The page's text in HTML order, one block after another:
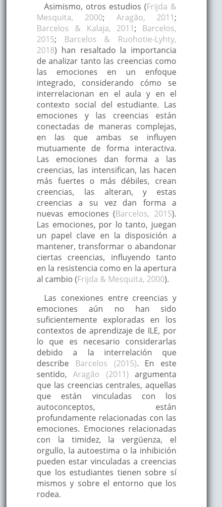
Asimismo, otros estudios (Frijda &
Mesquita, 2000; Aragão, 2011;
Barcelos & Kalaja, 2011; Barcelos,
2015; Barcelos & Ruohotie-Lyhty,
2018) han resaltado la importancia
de analizar tanto las creencias como
las emociones en un enfoque
integrado, considerando cómo se
interrelacionan en el aula y en el
contexto social del estudiante. Las
emociones y las creencias están
conectadas de maneras complejas,
en las que ambas se influyen
mutuamente de forma interactiva.
Las emociones dan forma a las
creencias, las intensifican, las hacen
más fuertes o más débiles, crean
creencias, las alteran, y estas
creencias a su vez dan forma a
nuevas emociones (Barcelos, 2015).
Las emociones, por lo tanto, juegan
un papel clave en la disposición a
mantener, transformar o abandonar
ciertas creencias, influyendo tanto
en la resistencia como en la apertura
al cambio (Frijda & Mesquita, 2000).
Las conexiones entre creencias y
emociones aún no han sido
suficientemente exploradas en los
contextos de aprendizaje de ILE, por
lo que es necesario considerarlas
debido a la interrelación que
describe Barcelos (2015). En este
sentido,Aragão (2011) argumenta
que las creencias centrales, aquellas
que están vinculadas con los
autoconceptos, están
profundamente relacionadas con las
emociones. Emociones relacionadas
con la timidez, la vergüenza, el
orgullo, la autoestima o la inhibición
pueden estar vinculadas a creencias
que los estudiantes tienen sobre sí
mismos y sobre el entorno que los
rodea.